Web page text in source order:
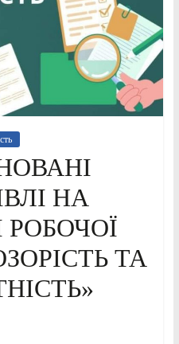
НА
РОБОЧОЇ
ТА